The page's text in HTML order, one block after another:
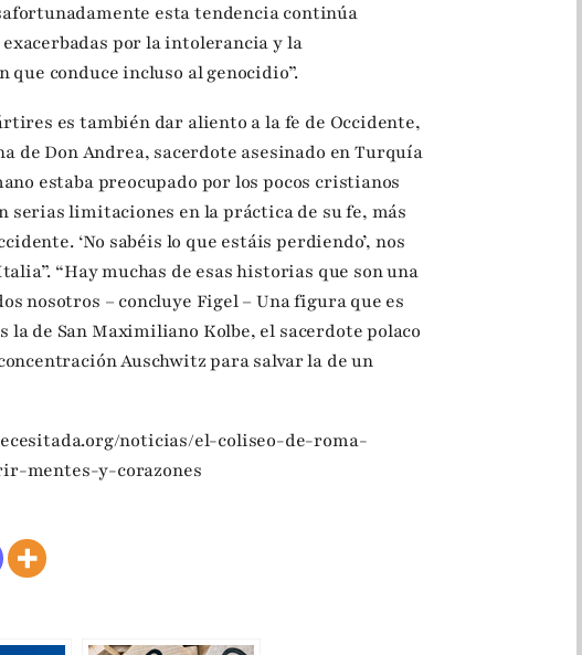
esta tendencia continúa
por la intolerancia y la
conduce incluso al genocidio”.
es también dar aliento a la fe de Occidente,
de Don Andrea, sacerdote asesinado en Turquía
estaba preocupado por los pocos cristianos
serias limitaciones en la práctica de su fe, más
‘No sabéis lo que estáis perdiendo’, nos
“Hay muchas de esas historias que son una
nosotros – concluye Figel – Una figura que es
de San Maximiliano Kolbe, el sacerdote polaco
Auschwitz para salvar la de un
noticias/el-coliseo-de-roma-
mentes-y-corazones